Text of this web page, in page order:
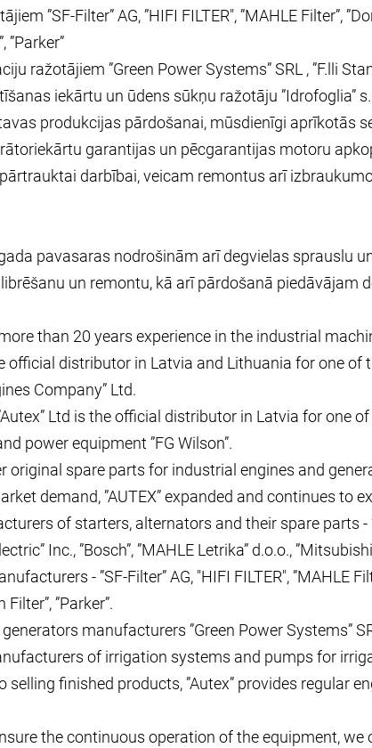
”SF-Filter” AG, ”HIFI FILTER", ”MAHLE Filter”,
”Parker”
ražotājiem ”Green Power Systems” SRL , ”F.lli
iekārtu un ūdens sūkņu ražotāju ”Idrofoglia”
produkcijas pārdošanai, mūsdienīgi aprīkotās
garantijas un pēcgarantijas motoru
darbībai, veicam remontus arī
pavasaras nodrošinām arī degvielas sprauslu
un remontu, kā arī pārdošanā piedāvājam
than 20 years experience in the industrial
official distributor in Latvia and Lithuania for one
Company” Ltd.
Ltd is the official distributor in Latvia for one
power equipment ”FG Wilson”.
original spare parts for industrial engines and
demand, ”AUTEX” expanded and continues to
of starters, alternators and their spare parts -
Inc., ”Bosch”, ”MAHLE Letrika” d.o.o.,
- ”SF-Filter” AG, "HIFI FILTER", ”MAHLE
Filter”, ”Parker”.
manufacturers ”Green Power Systems”
of irrigation systems and pumps for
selling finished products, ”Autex” provides regular
the continuous operation of the equipment,